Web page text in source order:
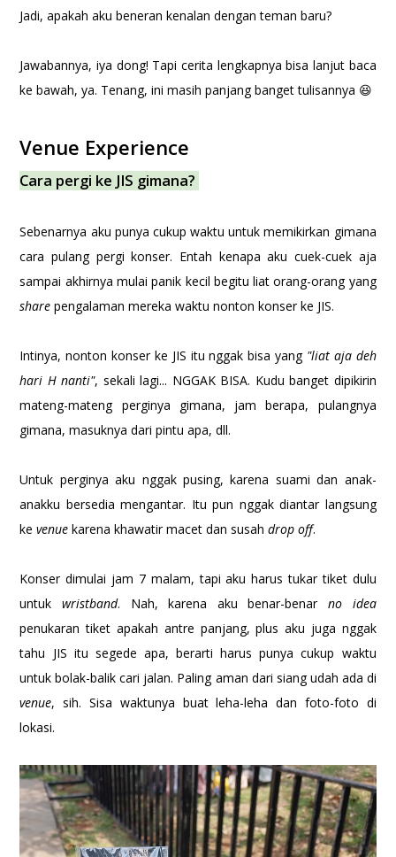
Jadi, apakah aku beneran kenalan dengan teman baru?
Jawabannya, iya dong! Tapi cerita lengkapnya bisa lanjut baca
ke bawah, ya. Tenang, ini masih panjang banget tulisannya 😆
Venue Experience
Cara pergi ke JIS gimana?
Sebenarnya aku punya cukup waktu untuk memikirkan gimana
cara pulang pergi konser. Entah kenapa aku cuek-cuek aja
sampai akhirnya mulai panik kecil begitu liat orang-orang yang
share pengalaman mereka waktu nonton konser ke JIS.
Intinya, nonton konser ke JIS itu nggak bisa yang "liat aja deh
hari H nanti", sekali lagi... NGGAK BISA. Kudu banget dipikirin
mateng-mateng perginya gimana, jam berapa, pulangnya
gimana, masuknya dari pintu apa, dll.
Untuk perginya aku nggak pusing, karena suami dan anak-
anakku bersedia mengantar. Itu pun nggak diantar langsung
kevenue karena khawatir macet dan susahdrop off.
Konser dimulai jam 7 malam, tapi aku harus tukar tiket dulu
untukwristband. Nah, karena aku benar-benarno idea
penukaran tiket apakah antre panjang, plus aku juga nggak
tahu JIS itu segede apa, berarti harus punya cukup waktu
untuk bolak-balik cari jalan. Paling aman dari siang udah ada di
venue, sih. Sisa waktunya buat leha-leha dan foto-foto di
lokasi.